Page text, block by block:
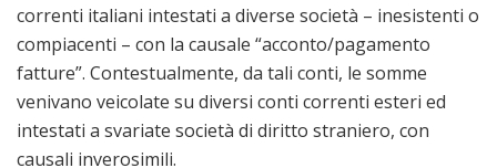
correnti italiani intestati a diverse società – inesistenti o
compiacenti – con la causale “acconto/pagamento
fatture”. Contestualmente, da tali conti, le somme
venivano veicolate su diversi conti correnti esteri ed
intestati a svariate società di diritto straniero, con
causali inverosimili.